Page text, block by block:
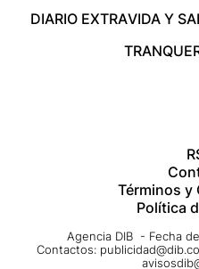
DIARIO EXTRAVIDA Y
Términos y
Política
Agencia DIB - Fecha
Contactos: